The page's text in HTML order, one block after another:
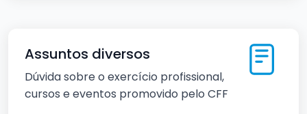
Assuntos diversos
Dúvida sobre o exercício profissional,
cursos e eventos promovido pelo CFF